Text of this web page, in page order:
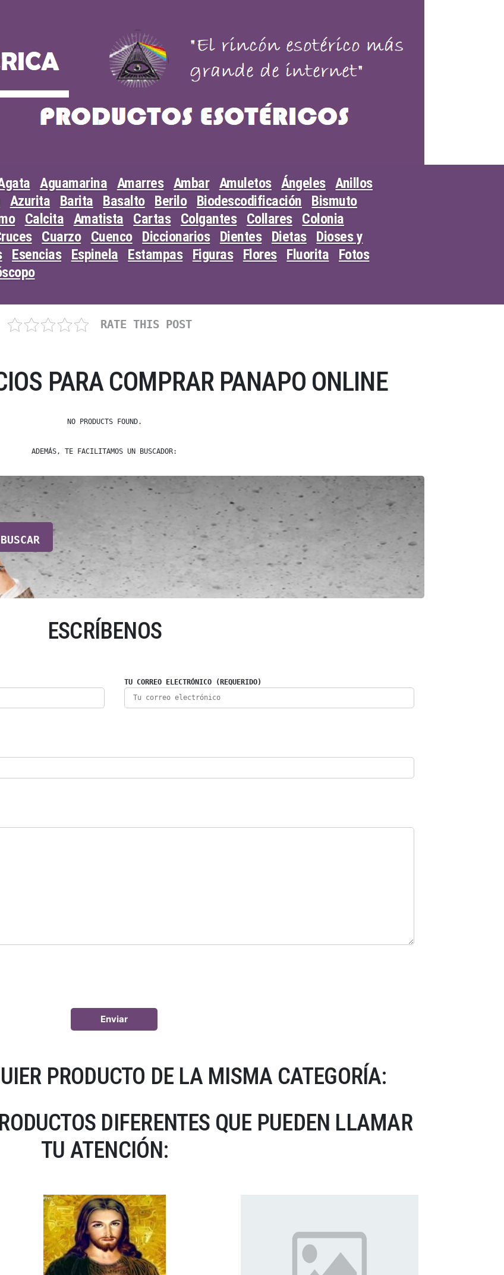
Aguamarina Amarres Ambar Amuletos Ángeles Anillos
Azurita Barita Basalto Berilo Biodescodificación
Bismuto
Calcita Amatista Cartas Colgantes Collares
Colonia
Cuarzo Cuenco Diccionarios Dientes Dietas
Dioses y
Esencias Espinela Estampas Figuras Flores Fluorita
Fotos
RATE THIS POST
PARA COMPRAR PANAPO ONLINE
NO PRODUCTS FOUND.
ADEMÁS, TE FACILITAMOS UN BUSCADOR:
BUSCAR
ESCRÍBENOS
TU CORREO ELECTRÓNICO (REQUERIDO)
PRODUCTO DE LA MISMA CATEGORÍA:
DIFERENTES QUE PUEDEN LLAMAR
TU ATENCIÓN: